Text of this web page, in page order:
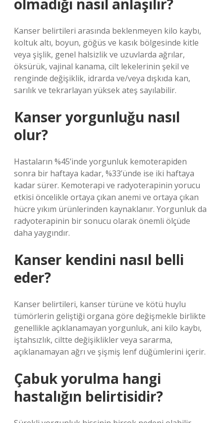
olmadığı nasıl anlaşılır?
Kanser belirtileri arasında beklenmeyen kilo kaybı,
koltuk altı, boyun, göğüs ve kasık bölgesinde kitle
veya şişlik, genel halsizlik ve uzuvlarda ağrılar,
öksürük, vajinal kanama, cilt lekelerinin şekil ve
renginde değişiklik, idrarda ve/veya dışkıda kan,
sarılık ve tekrarlayan yüksek ateş sayılabilir.
Kanser yorgunluğu nasıl
olur?
Hastaların %45’inde yorgunluk kemoterapiden
sonra bir haftaya kadar, %33’ünde ise iki haftaya
kadar sürer. Kemoterapi ve radyoterapinin yorucu
etkisi öncelikle ortaya çıkan anemi ve ortaya çıkan
hücre yıkım ürünlerinden kaynaklanır. Yorgunluk da
radyoterapinin bir sonucu olarak önemli ölçüde
daha yaygındır.
Kanser kendini nasıl belli
eder?
Kanser belirtileri, kanser türüne ve kötü huylu
tümörlerin geliştiği organa göre değişmekle birlikte
genellikle açıklanamayan yorgunluk, ani kilo kaybı,
iştahsızlık, ciltte değişiklikler veya sararma,
açıklanamayan ağrı ve şişmiş lenf düğümlerini içerir.
Çabuk yorulma hangi
hastalığın belirtisidir?